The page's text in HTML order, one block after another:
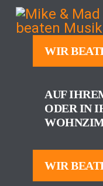
WIR
AUF
ODER IN
WIR